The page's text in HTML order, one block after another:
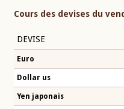
Cours des devises du
DEVISE
Euro
Dollar us
Yen japonais